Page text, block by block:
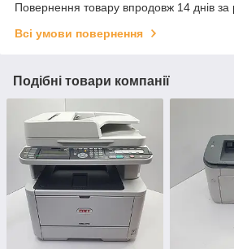
Повернення товару впродовж 14 днів за
Всі умови повернення
Подібні товари компанії